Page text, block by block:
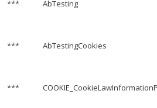
*** AbTesting
*** AbTestingCookies
***